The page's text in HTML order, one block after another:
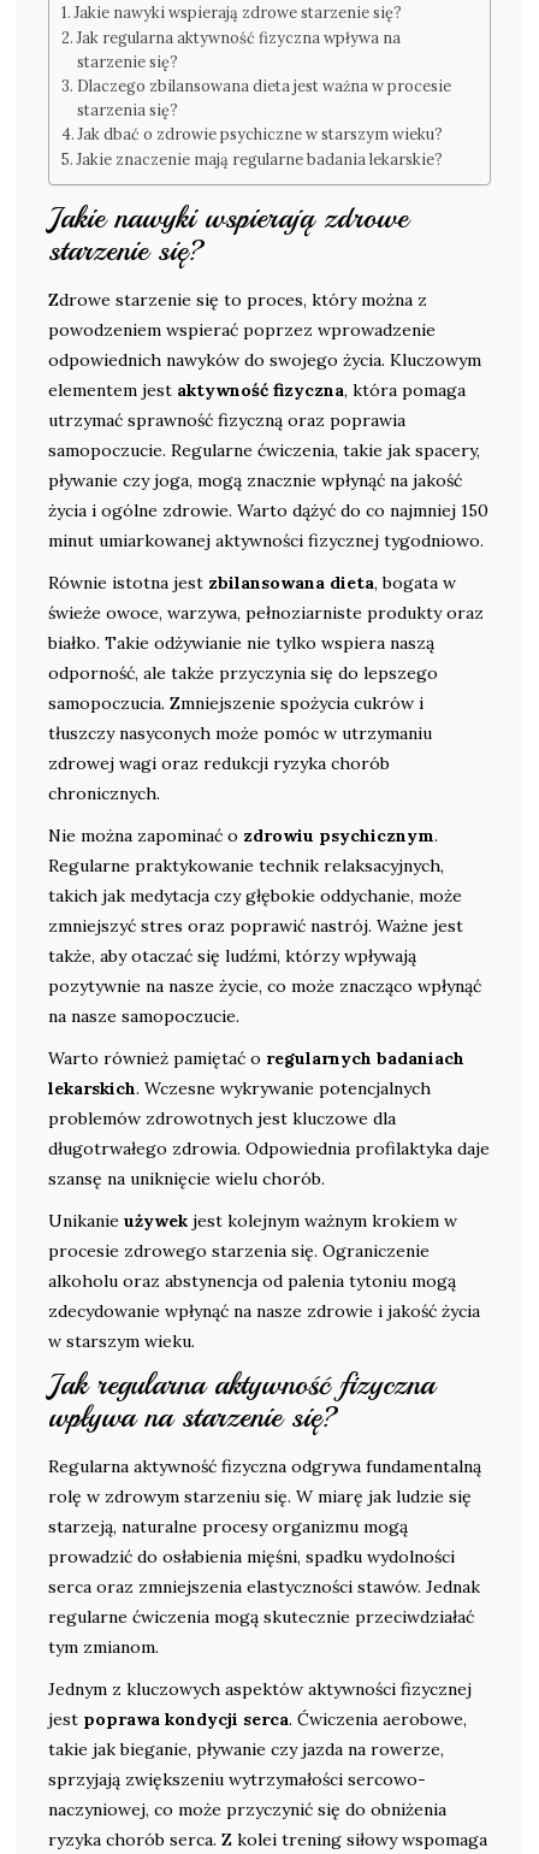
Jakie nawyki wspierają zdrowe starzenie się?
Jak regularna aktywność fizyczna wpływa na
starzenie się?
Dlaczego zbilansowana dieta jest ważna w procesie
starzenia się?
Jak dbać o zdrowie psychiczne w starszym wieku?
Jakie znaczenie mają regularne badania lekarskie?
Jakie nawyki wspierają zdrowe
starzenie się?
Zdrowe starzenie się to proces, który można z
powodzeniem wspierać poprzez wprowadzenie
odpowiednich nawyków do swojego życia. Kluczowym
elementem jest aktywność fizyczna, która pomaga
utrzymać sprawność fizyczną oraz poprawia
samopoczucie. Regularne ćwiczenia, takie jak spacery,
pływanie czy joga, mogą znacznie wpłynąć na jakość
życia i ogólne zdrowie. Warto dążyć do co najmniej 150
minut umiarkowanej aktywności fizycznej tygodniowo.
Równie istotna jest zbilansowana dieta, bogata w
świeże owoce, warzywa, pełnoziarniste produkty oraz
białko. Takie odżywianie nie tylko wspiera naszą
odporność, ale także przyczynia się do lepszego
samopoczucia. Zmniejszenie spożycia cukrów i
tłuszczy nasyconych może pomóc w utrzymaniu
zdrowej wagi oraz redukcji ryzyka chorób
chronicznych.
Nie można zapominać o zdrowiu psychicznym.
Regularne praktykowanie technik relaksacyjnych,
takich jak medytacja czy głębokie oddychanie, może
zmniejszyć stres oraz poprawić nastrój. Ważne jest
także, aby otaczać się ludźmi, którzy wpływają
pozytywnie na nasze życie, co może znacząco wpłynąć
na nasze samopoczucie.
Warto również pamiętać o regularnych badaniach
lekarskich. Wczesne wykrywanie potencjalnych
problemów zdrowotnych jest kluczowe dla
długotrwałego zdrowia. Odpowiednia profilaktyka daje
szansę na uniknięcie wielu chorób.
Unikanie używek jest kolejnym ważnym krokiem w
procesie zdrowego starzenia się. Ograniczenie
alkoholu oraz abstynencja od palenia tytoniu mogą
zdecydowanie wpłynąć na nasze zdrowie i jakość życia
w starszym wieku.
Jak regularna aktywność fizyczna
wpływa na starzenie się?
Regularna aktywność fizyczna odgrywa fundamentalną
rolę w zdrowym starzeniu się. W miarę jak ludzie się
starzeją, naturalne procesy organizmu mogą
prowadzić do osłabienia mięśni, spadku wydolności
serca oraz zmniejszenia elastyczności stawów. Jednak
regularne ćwiczenia mogą skutecznie przeciwdziałać
tym zmianom.
Jednym z kluczowych aspektów aktywności fizycznej
jest poprawa kondycji serca. Ćwiczenia aerobowe,
takie jak bieganie, pływanie czy jazda na rowerze,
sprzyjają zwiększeniu wytrzymałości sercowo-
naczyniowej, co może przyczynić się do obniżenia
ryzyka chorób serca. Z kolei trening siłowy wspomaga